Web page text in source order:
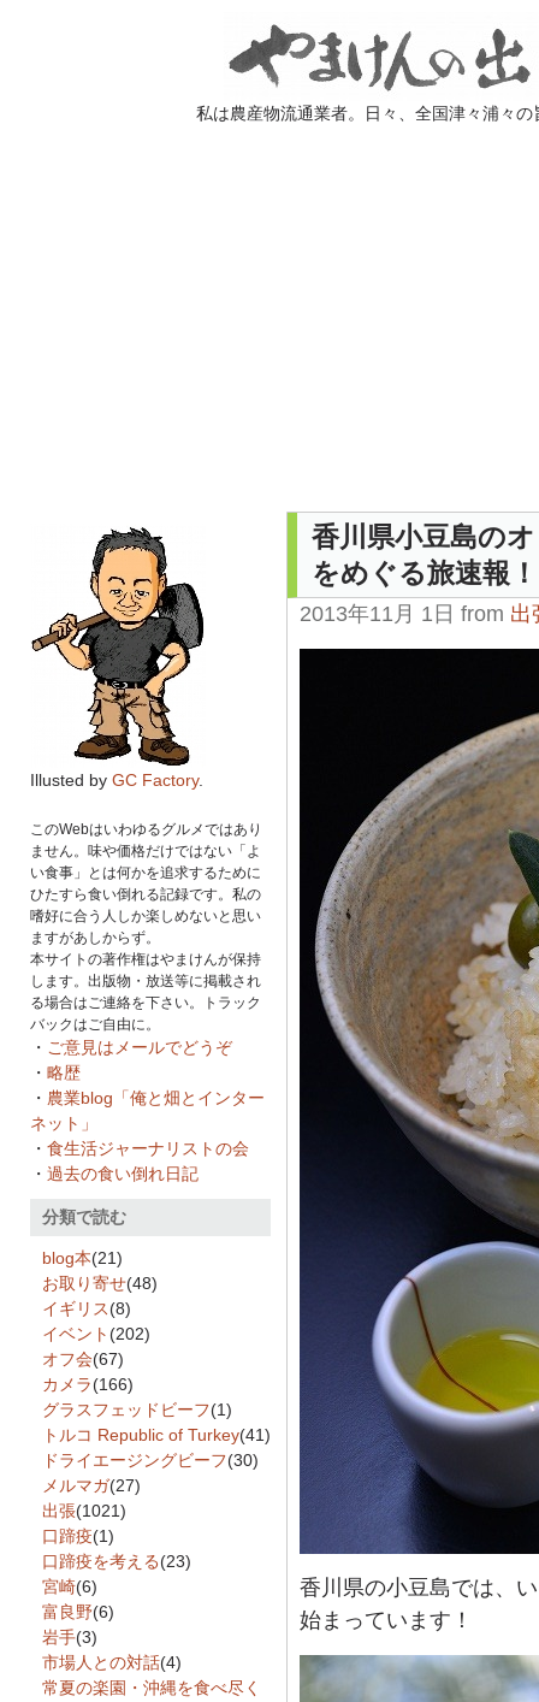
私は農産物流通業者。日々、全国津々浦々
香川県小豆島の
をめぐる旅速報！
2013年11月 1日 from 出
香川県の小豆島では、
始まっています！
Illusted by GC Factory.
このWebはいわゆるグルメではあり
ません。味や価格だけではない「よ
い食事」とは何かを追求するために
ひたすら食い倒れる記録です。私の
嗜好に合う人しか楽しめないと思い
ますがあしからず。
本サイトの著作権はやまけんが保持
します。出版物・放送等に掲載され
る場合はご連絡を下さい。トラック
バックはご自由に。
・ ご意見はメールでどうぞ
・ 略歴
・ 農業blog「俺と畑とインター
ネット」
・ 食生活ジャーナリストの会
・ 過去の食い倒れ日記
分類で読む
blog本(21)
お取り寄せ(48)
イギリス(8)
イベント (202)
オフ会(67)
カメラ(166)
グラスフェッドビーフ(1)
トルコ Republic of Turkey(41)
ドライエージングビーフ(30)
メルマガ(27)
出張(1021)
口蹄疫(1)
口蹄疫を考える(23)
宮崎(6)
富良野(6)
岩手(3)
市場人との対話(4)
常夏の楽園・沖縄を食べ尽く